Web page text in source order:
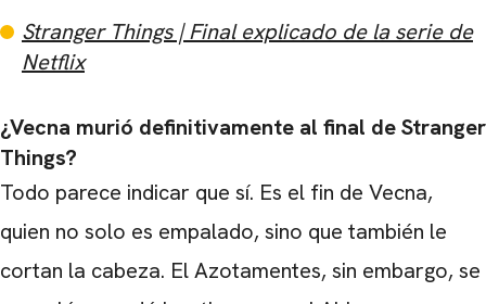
Stranger Things | Final explicado de la serie de
Netflix
¿Vecna ​​murió definitivamente al final de Stranger
Things?
Todo parece indicar que sí. Es el fin de Vecna,
quien no solo es empalado, sino que también le
cortan la cabeza. El Azotamentes, sin embargo, se